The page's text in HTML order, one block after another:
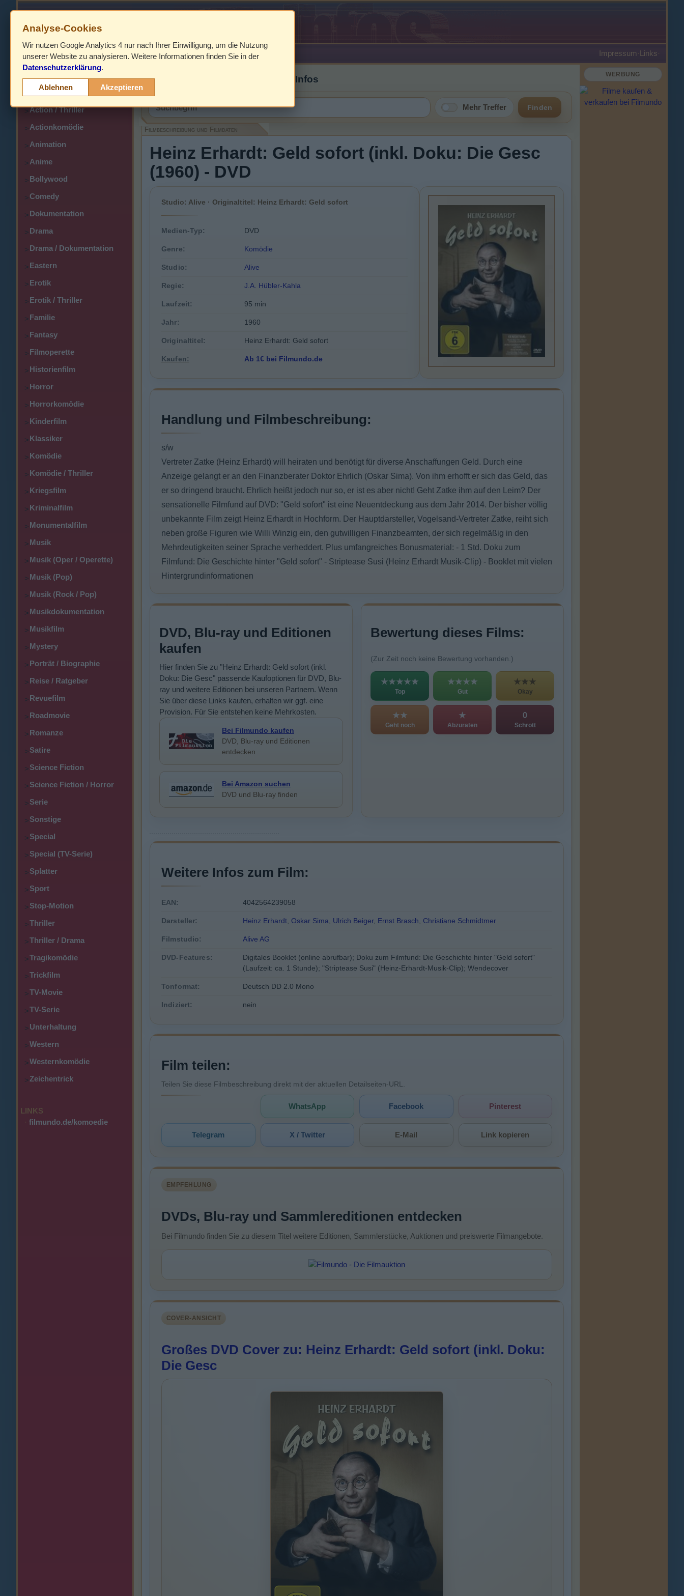
HOME Impressum ·Links·
>
> Action
>Action / Thriller
>Actionkomödie
>Animation
>Anime
>Bollywood
>Comedy
>Dokumentation
>Drama
>Drama / Dokumentation
>Eastern
>Erotik
>Erotik / Thriller
>Familie
>Fantasy
>Filmoperette
>Historienfilm
>Horror
>Horrorkomödie
>Kinderfilm
>Klassiker
>Komödie
>Komödie / Thriller
>Kriegsfilm
>Kriminalfilm
>Monumentalfilm
>Musik
>Musik (Oper / Operette)
>Musik (Pop)
>Musik (Rock / Pop)
>Musikdokumentation
>Musikfilm
>Mystery
>Porträt / Biographie
>Reise / Ratgeber
>Revuefilm
>Roadmovie
>Romanze
>Satire
>Science Fiction
>Science Fiction / Horror
>Serie
>Sonstige
>Special
>Special (TV-Serie)
>Splatter
>Sport
>Stop-Motion
>Thriller
>Thriller / Drama
>Tragikomödie
>Trickfilm
>TV-Movie
>TV-Serie
>Unterhaltung
>Western
>Westernkomödie
>Zeichentrick
LINKS
· filmundo.de/komoedie
Filmbeschreibung, Cover & DVD Infos
Mehr Treffer Finden
Filmbeschreibung und Filmdaten
Heinz Erhardt: Geld sofort (inkl. Doku: Die Gesc
(1960) - DVD
Studio: Alive · Originaltitel: Heinz Erhardt: Geld sofort
Medien-Typ: DVD
Genre: Komödie
Studio: Alive
Regie: J.A. Hübler-Kahla
Laufzeit: 95 min
Jahr: 1960
Originaltitel: Heinz Erhardt: Geld sofort
Kaufen: Ab 1€ bei Filmundo.de
Handlung und Filmbeschreibung:
s/w
Vertreter Zatke (Heinz Erhardt) will heiraten und benötigt für diverse Anschaffungen Geld. Durch eine
Anzeige gelangt er an den Finanzberater Doktor Ehrlich (Oskar Sima). Von ihm erhofft er sich das Geld, das
er so dringend braucht. Ehrlich heißt jedoch nur so, er ist es aber nicht! Geht Zatke ihm auf den Leim? Der
sensationelle Filmfund auf DVD: "Geld sofort" ist eine Neuentdeckung aus dem Jahr 2014. Der bisher völlig
unbekannte Film zeigt Heinz Erhardt in Hochform. Der Hauptdarsteller, Vogelsand-Vertreter Zatke, reiht sich
neben große Figuren wie Willi Winzig ein, den gutwilligen Finanzbeamten, der sich regelmäßig in den
Mehrdeutigkeiten seiner Sprache verheddert. Plus umfangreiches Bonusmaterial: - 1 Std. Doku zum
Filmfund: Die Geschichte hinter "Geld sofort" - Striptease Susi (Heinz Erhardt Musik-Clip) - Booklet mit vielen
Hintergrundinformationen
DVD, Blu-ray und Editionen
kaufen
Hier finden Sie zu "Heinz Erhardt: Geld sofort (inkl.
Doku: Die Gesc" passende Kaufoptionen für DVD, Blu-
ray und weitere Editionen bei unseren Partnern. Wenn
Sie über diese Links kaufen, erhalten wir ggf. eine
Provision. Für Sie entstehen keine Mehrkosten.
Bei Filmundo kaufen
DVD, Blu-ray und Editionen
entdecken
Bei Amazon suchen
DVD und Blu-ray finden
Bewertung dieses Films:
(Zur Zeit noch keine Bewertung vorhanden.)
★★★★★
Top
★★★★
Gut
★★★
Okay
★★
Geht noch
★
Abzuraten
0
Schrott
Weitere Infos zum Film:
EAN: 4042564239058
Darsteller: Heinz Erhardt Oskar Sima Ulrich Beiger, Ernst Brasch Christiane Schmidtmer
Filmstudio: Alive AG
DVD-Features:
Digitales Booklet (online abrufbar); Doku zum Filmfund: Die Geschichte hinter "Geld sofort"
(Laufzeit: ca. 1 Stunde); "Striptease Susi" (Heinz-Erhardt-Musik-Clip); Wendecover
Tonformat: Deutsch DD 2.0 Mono
Indiziert: nein
Film teilen:
Teilen Sie diese Filmbeschreibung direkt mit der aktuellen Detailseiten-URL.
WhatsApp Facebook Pinterest
Telegram X / Twitter E-Mail Link kopieren
EMPFEHLUNG
DVDs, Blu-ray und Sammlereditionen entdecken
Bei Filmundo finden Sie zu diesem Titel weitere Editionen, Sammlerstücke, Auktionen und preiswerte Filmangebote.
COVER-ANSICHT
Großes DVD Cover zu: Heinz Erhardt: Geld sofort (inkl. Doku:
Die Gesc
WERBUNG
Analyse-Cookies
Wir nutzen Google Analytics 4 nur nach Ihrer Einwilligung, um die Nutzung
unserer Website zu analysieren. Weitere Informationen finden Sie in der
Datenschutzerklärung.
Ablehnen Akzeptieren